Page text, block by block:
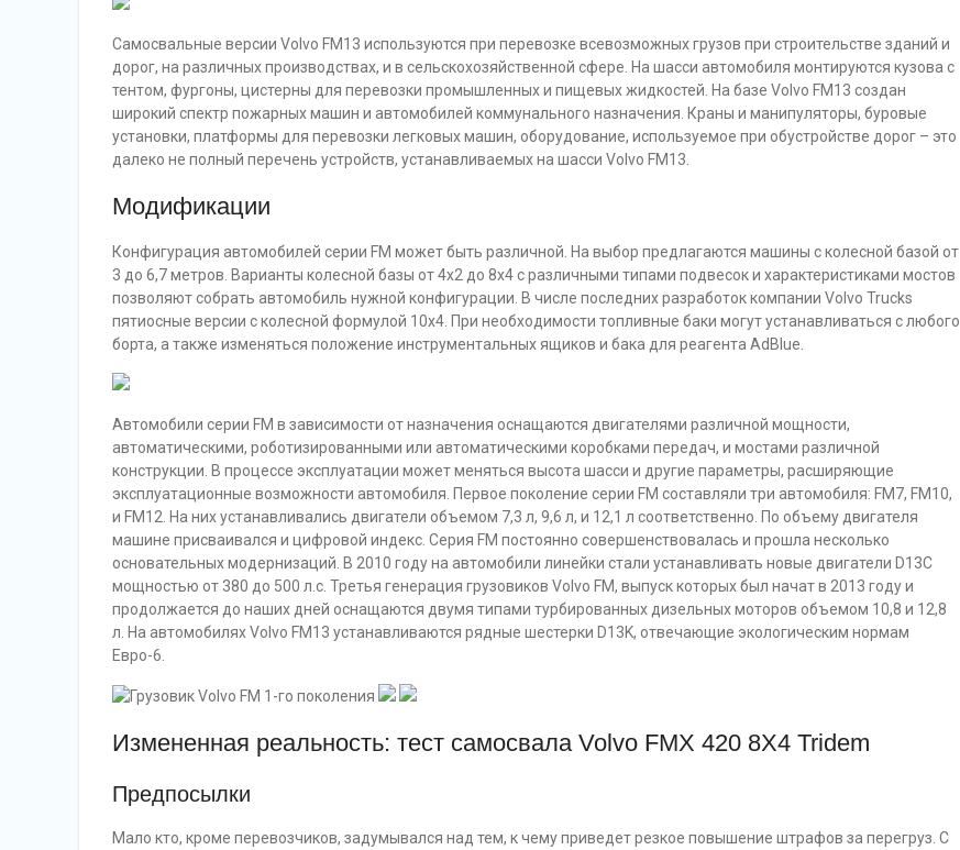
Самосвальные версии Volvo FM13 используются при перевозке всевозможных грузов при строительстве зданий и
дорог, на различных производствах, и в сельскохозяйственной сфере. На шасси автомобиля монтируются кузова с
тентом, фургоны, цистерны для перевозки промышленных и пищевых жидкостей. На базе Volvo FM13 создан
широкий спектр пожарных машин и автомобилей коммунального назначения. Краны и манипуляторы, буровые
установки, платформы для перевозки легковых машин, оборудование, используемое при обустройстве дорог – это
далеко не полный перечень устройств, устанавливаемых на шасси Volvo FM13.
Модификации
Конфигурация автомобилей серии FM может быть различной. На выбор предлагаются машины с колесной базой от
3 до 6,7 метров. Варианты колесной базы от 4х2 до 8х4 с различными типами подвесок и характеристиками мостов
позволяют собрать автомобиль нужной конфигурации. В числе последних разработок компании Volvo Trucks
пятиосные версии с колесной формулой 10х4. При необходимости топливные баки могут устанавливаться с любого
борта, а также изменяться положение инструментальных ящиков и бака для реагента AdBlue.
Автомобили серии FM в зависимости от назначения оснащаются двигателями различной мощности,
автоматическими, роботизированными или автоматическими коробками передач, и мостами различной
конструкции. В процессе эксплуатации может меняться высота шасси и другие параметры, расширяющие
эксплуатационные возможности автомобиля. Первое поколение серии FM составляли три автомобиля: FM7, FM10,
и FM12. На них устанавливались двигатели объемом 7,3 л, 9,6 л, и 12,1 л соответственно. По объему двигателя
машине присваивался и цифровой индекс. Серия FM постоянно совершенствовалась и прошла несколько
основательных модернизаций. В 2010 году на автомобили линейки стали устанавливать новые двигатели D13C
мощностью от 380 до 500 л.с. Третья генерация грузовиков Volvo FM, выпуск которых был начат в 2013 году и
продолжается до наших дней оснащаются двумя типами турбированных дизельных моторов объемом 10,8 и 12,8
л. На автомобилях Volvo FM13 устанавливаются рядные шестерки D13K, отвечающие экологическим нормам
Евро-6.
Измененная реальность: тест самосвала Volvo FMX 420 8Х4 Tridem
Предпосылки
Мало кто, кроме перевозчиков, задумывался над тем, к чему приведет резкое повышение штрафов за перегруз. С